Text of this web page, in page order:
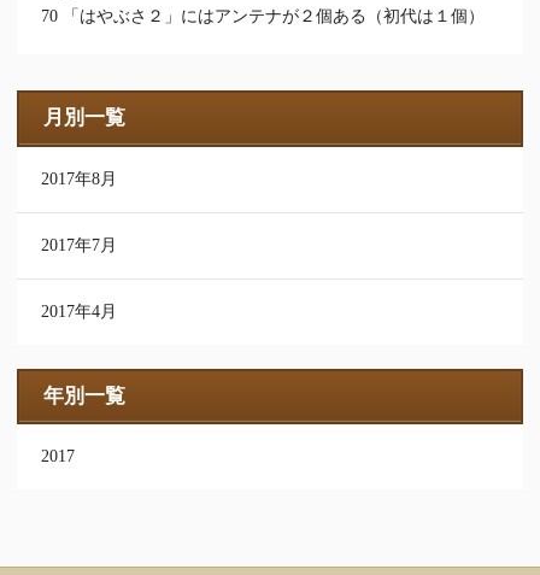
70 「はやぶさ２」にはアンテナが２個ある（初代は１個）
月別一覧
2017年8月
2017年7月
2017年4月
年別一覧
2017